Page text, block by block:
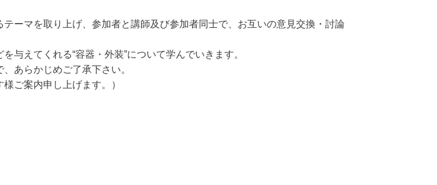
ーマを取り上げ、参加者と講師及び参加者同士で、お互いの意見交換・討論
与えてくれる“容器・外装”について学んでいきます。
あらかじめご了承下さい。
ご案内申し上げます。）